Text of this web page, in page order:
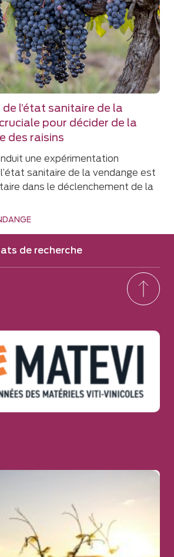
de l’état sanitaire de la
pour décider de la
des raisins
une expérimentation
sanitaire de la vendange est
dans le déclenchement de la
de recherche